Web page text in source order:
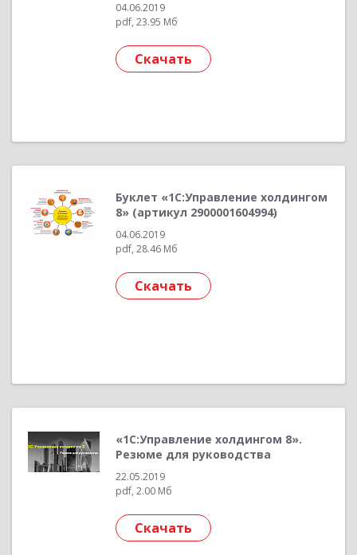
04.06.2019
pdf, 23.95 Мб
Скачать
Буклет «1С:Управление холдингом
8» (артикул 2900001604994)
04.06.2019
pdf, 28.46 Мб
Скачать
«1С:Управление холдингом 8».
Резюме для руководства
22.05.2019
pdf, 2.00 Мб
Скачать